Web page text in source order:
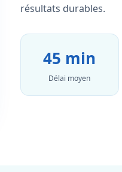
résultats durables.
45 min
Délai moyen